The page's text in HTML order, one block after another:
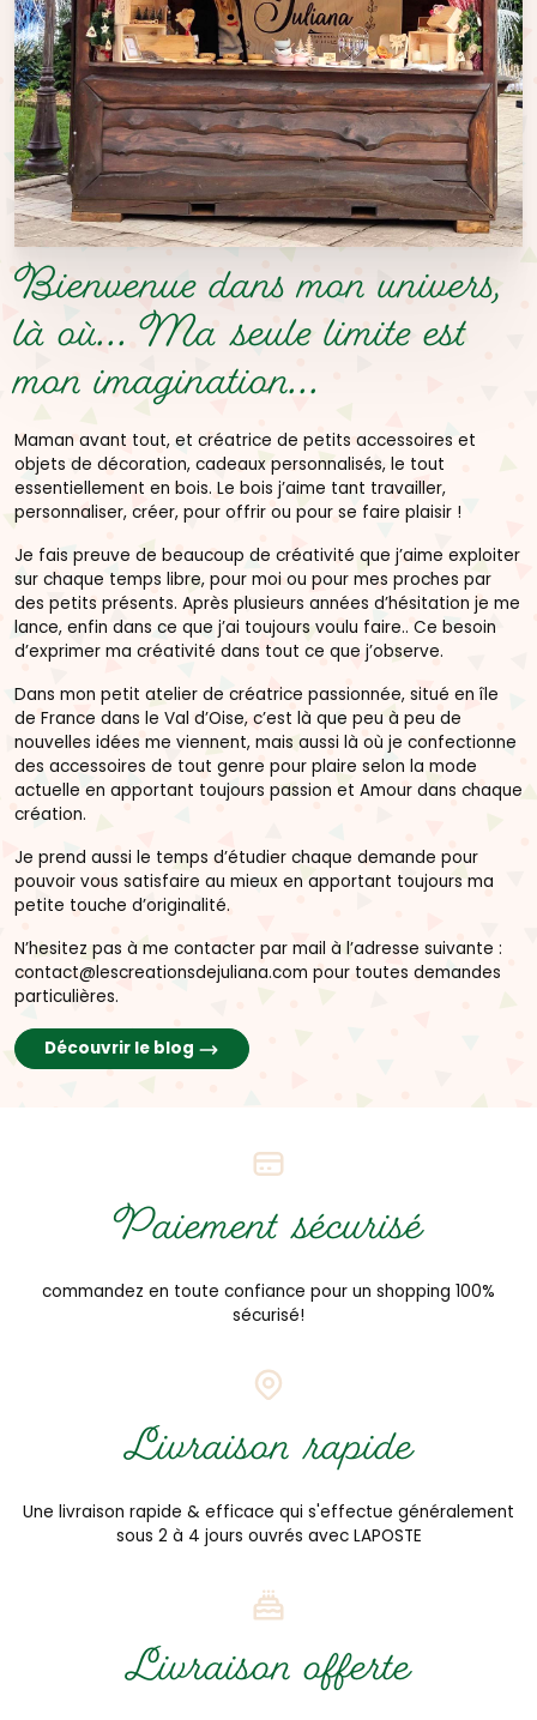
Bienvenue dans mon univers,
là où...Ma seule limite est
mon imagination...
Maman avant tout, et créatrice de petits accessoires et
objets de décoration, cadeaux personnalisés, le tout
essentiellement en bois. Le bois j’aime tant travailler,
personnaliser, créer, pour offrir ou pour se faire plaisir !
Je fais preuve de beaucoup de créativité que j’aime exploiter
sur chaque temps libre, pour moi ou pour mes proches par
des petits présents. Après plusieurs années d’hésitation je me
lance, enfin dans ce que j’ai toujours voulu faire.. Ce besoin
d’exprimer ma créativité dans tout ce que j’observe.
Dans mon petit atelier de créatrice passionnée, situé en île
de France dans le Val d’Oise, c’est là que peu à peu de
nouvelles idées me viennent, mais aussi là où je confectionne
des accessoires de tout genre pour plaire selon la mode
actuelle en apportant toujours passion et Amour dans chaque
création.
Je prend aussi le temps d’étudier chaque demande pour
pouvoir vous satisfaire au mieux en apportant toujours ma
petite touche d’originalité.
N’hesitez pas à me contacter par mail à l’adresse suivante :
contact@lescreationsdejuliana.com pour toutes demandes
particulières.
Découvrir le blog
Paiement sécurisé
commandez en toute confiance pour un shopping 100%
sécurisé!
Livraison rapide
Une livraison rapide & efficace qui s'effectue généralement
sous 2 à 4 jours ouvrés avec LAPOSTE
Livraison offerte